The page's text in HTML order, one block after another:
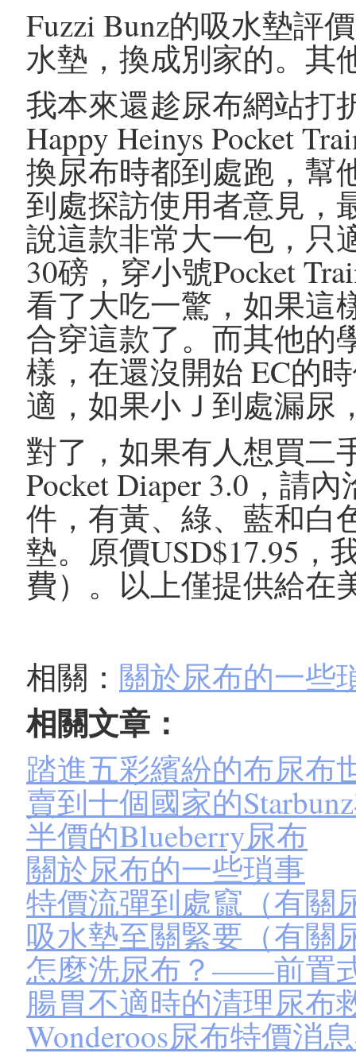
Fuzzi Bunz的吸水墊評
水墊，換成別家的。其
我本來還趁尿布網站打
Happy Heinys Pocket
換尿布時都到處跑，幫
到處探訪使用者意見，
說這款非常大一包，只
30磅，穿小號Pocket
看了大吃一驚，如果這
合穿這款了。而其他的
樣，在還沒開始 EC的
適，如果小Ｊ到處漏尿
對了，如果有人想買二
Pocket Diaper 3.0，請
件，有黃、綠、藍和白
墊。原價USD$17.95，
費）。以上僅提供給在
相關： 關於尿布的一些
相關文章：
踏進五彩繽紛的布尿布
賣到十個國家的
半價的Blueberry尿布
關於尿布的一些瑣事
特價流彈到處竄（有關
吸水墊至關緊要（有關
怎麼洗尿布？——前置
腸胃不適時的清理尿布
Wonderoos尿布特價消